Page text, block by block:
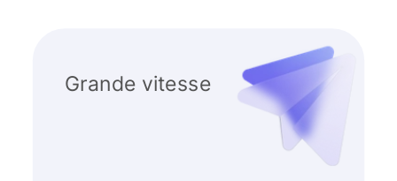
Grande vitesse